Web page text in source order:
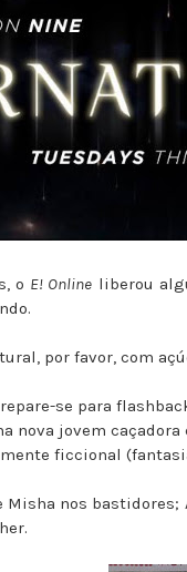
o E! Online liberou
por favor, com
se para
nova jovem
ficcional
nos bastidores;